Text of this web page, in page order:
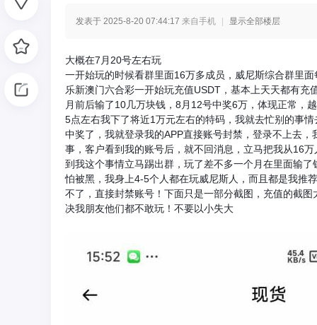
发表于 2025-8-20 07:44:17 来自手机 显示全部楼层
大概在7月20号左右玩
一开始玩的时候看群里面16万多成员，威尼斯综合群里
乐新澳门六合彩一开始玩充值USDT，基本上天天都有
月前后输了10几万块钱，8月12号中奖6万，体现正常，
5点左右我下了将近1万元左右的特码，我就去忙别的事
中奖了，我就登录我的APP直接账号封禁，登录不上去
事，客户看到我的账号后，就不回消息，立马把我从16
到我这个事情立马踢出群，玩了差不多一个月在里面输
怕被黑，我身上4-5个人都在玩威尼斯人，而且都是我推
不了，直接封禁账号！下面只是一部分截图，充值的截
决我朋友他们都不敢玩！不要以小失大